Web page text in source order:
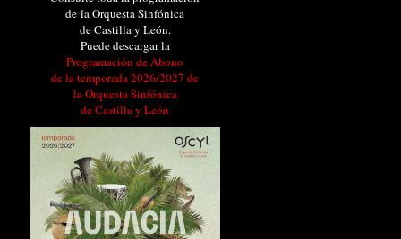
de la Orquesta Sinfónica
de Castilla y León.
Puede descargar la
Programación de Abono
de la temporada 2026/2027 de
la Orquesta Sinfónica
de Castilla y León